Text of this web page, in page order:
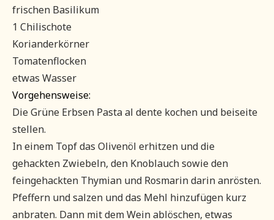
frischen Basilikum
1 Chilischote
Korianderkörner
Tomatenflocken
etwas Wasser
Vorgehensweise:
Die Grüne Erbsen Pasta al dente kochen und beiseite
stellen.
In einem Topf das Olivenöl erhitzen und die
gehackten Zwiebeln, den Knoblauch sowie den
feingehackten Thymian und Rosmarin darin anrösten.
Pfeffern und salzen und das Mehl hinzufügen kurz
anbraten. Dann mit dem Wein ablöschen, etwas